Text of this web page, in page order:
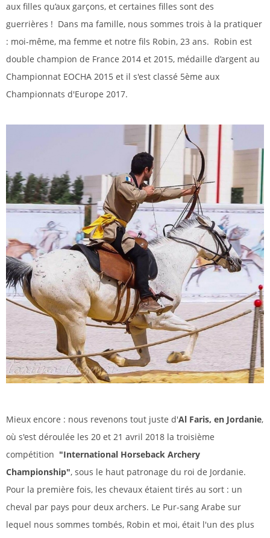
aux filles qu’aux garçons, et certaines filles sont des
guerrières ! Dans ma famille, nous sommes trois à la pratiquer
: moi-même, ma femme et notre fils Robin, 23 ans. Robin est
double champion de France 2014 et 2015, médaille d’argent au
Championnat EOCHA 2015 et il s'est classé 5ème aux
Championnats d'Europe 2017.
Mieux encore : nous revenons tout juste d'Al Faris, en Jordanie,
où s'est déroulée les 20 et 21 avril 2018 la troisième
compétition "International Horseback Archery
Championship", sous le haut patronage du roi de Jordanie.
Pour la première fois, les chevaux étaient tirés au sort : un
cheval par pays pour deux archers. Le Pur-sang Arabe sur
lequel nous sommes tombés, Robin et moi, était l'un des plus